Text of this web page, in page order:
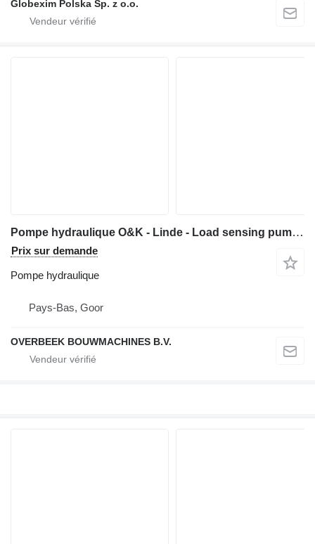
Globexim Polska Sp. z o.o.
Pompe hydraulique O&K - Linde - Load sensing pump pour matériel de TP
Prix sur demande
Pompe hydraulique
Pays-Bas, Goor
OVERBEEK BOUWMACHINES B.V.